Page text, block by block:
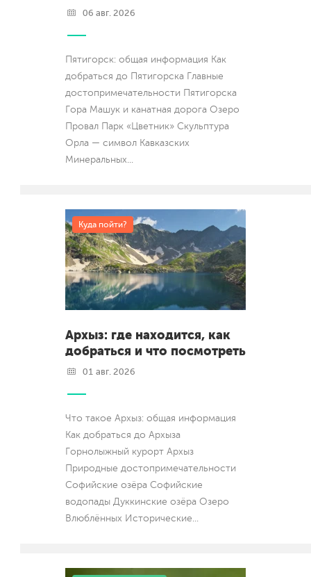
06 авг. 2026
Пятигорск: общая информация Как
добраться до Пятигорска Главные
достопримечательности Пятигорска
Гора Машук и канатная дорога Озеро
Провал Парк «Цветник» Скульптура
Орла — символ Кавказских
Минеральных
Куда пойти?
Архыз: где находится, как
добраться и что посмотреть
01 авг. 2026
Что такое Архыз: общая информация
Как добраться до Архыза
Горнолыжный курорт Архыз
Природные достопримечательности
Софийские озёра Софийские
водопады Дуккинские озёра Озеро
Влюблённых Исторические